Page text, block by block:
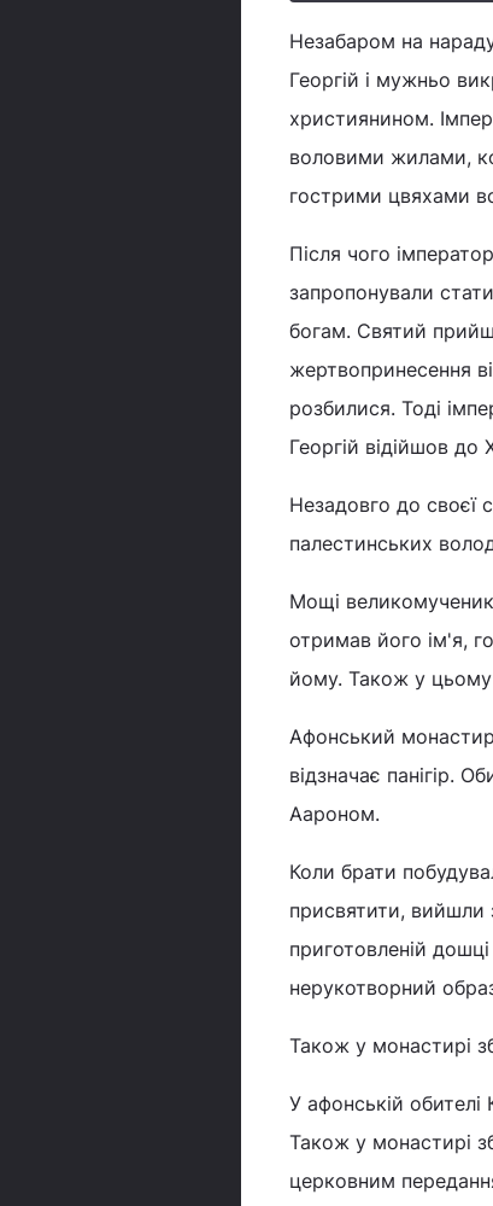
Незабаром на
Георгій і мужньо
християнином.
воловими жилами,
гострими цвяхами
Після чого
запропонували
богам. Святий
жертвопринесення
розбилися. Тоді
Георгій відійшов до
Незадовго до своєї
палестинських
Мощі
отримав його ім'я,
йому. Також у цьому
Афонський
відзначає панігір.
Аароном.
Коли брати
присвятити, вийшли
приготовленій
нерукотворний
Також у монастирі
У афонській
Також у монастирі
церковним